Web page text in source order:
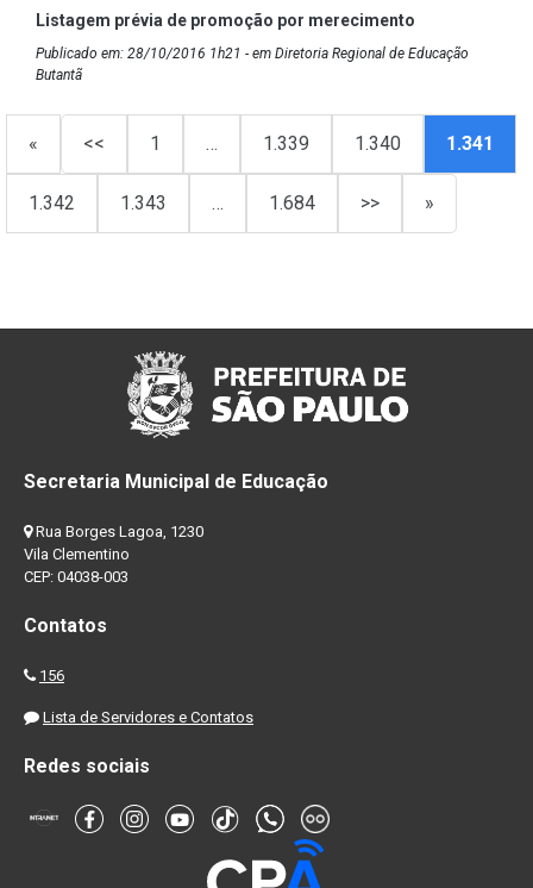
Listagem prévia de promoção por merecimento
Publicado em: 28/10/2016 1h21 - em Diretoria Regional de Educação
Butantã
« << 1 … 1.339 1.340 1.341
1.342 1.343 … 1.684 >> »
Secretaria Municipal de Educação
Rua Borges Lagoa, 1230
Vila Clementino
CEP: 04038-003
Contatos
156
Lista de Servidores e Contatos
Redes sociais